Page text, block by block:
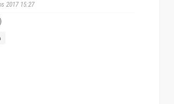
2017 15:27